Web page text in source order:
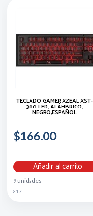
TECLADO GAMER XZEAL XST-
300 LED, ALÁMBRICO,
NEGRO,ESPAÑOL
$166.00
Añadir al carrito
9 unidades
817